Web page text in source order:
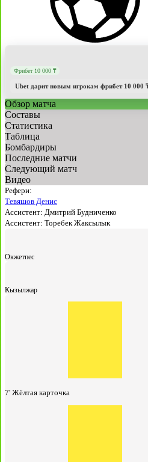
Фрибет 10 000 ₸
Ubet дарит новым игрокам фрибет 10 000
Обзор матча
Составы
Статистика
Таблица
Бомбардиры
Последние матчи
Следующий матч
Видео
Рефери:
Тевяшов Денис
Ассистент: Дмитрий Будниченко
Ассистент: Торебек Жаксылык
Окжетпес
Кызылжар
7' Жёлтая карточка